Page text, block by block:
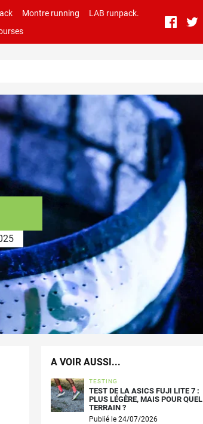
Montre running
LAB runpack.
A VOIR AUSSI...
TESTING
TEST DE LA ASICS FUJI LITE 7 :
PLUS LÉGÈRE, MAIS POUR QUEL
TERRAIN ?
Publié le 24/07/2026